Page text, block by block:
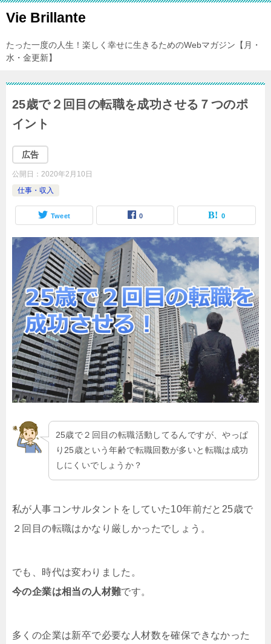
Vie Brillante
たった一度の人生！楽しく幸せに生きるためのWebマガジン【月・
水・金更新】
25歳で２回目の転職を成功させる７つのポ
イント
広告
公開日： 2020年2月10日
仕事・収入
Tweet 0 0
25歳で２回目の転職活動してるんですが、やっぱ
り25歳という年齢で転職回数が多いと転職は成功
しにくいでしょうか？
私が人事コンサルタントをしていた10年前だと25歳で
２回目の転職はかなり厳しかったでしょう。
でも、時代は変わりました。
今の企業は相当の人材難です。
多くの企業は新卒で必要な人材数を確保できなかった